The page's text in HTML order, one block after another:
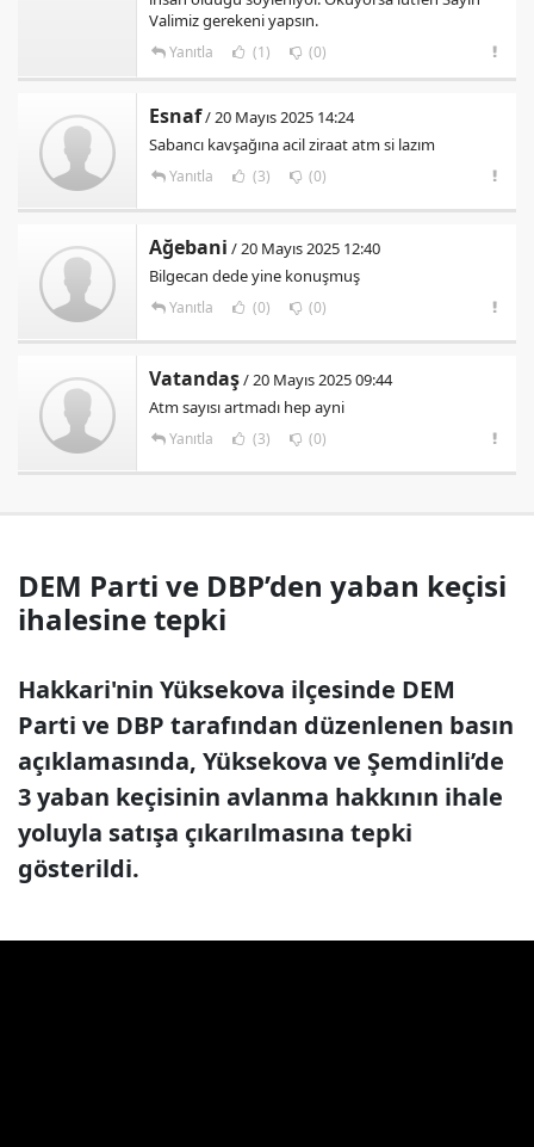
Valimiz gerekeni yapsın.
Yanıtla (1) (0)
Esnaf/ 20 Mayıs 2025 14:24
Sabancı kavşağına acil ziraat atm si lazım
Yanıtla (3) (0)
Ağebani / 20 Mayıs 2025 12:40
Bilgecan dede yine konuşmuş
Yanıtla (0) (0)
Vatandaş/ 20 Mayıs 2025 09:44
Atm sayısı artmadı hep ayni
Yanıtla (3) (0)
DEM Parti ve DBP’den yaban keçisi
ihalesine tepki
Hakkari'nin Yüksekova ilçesinde DEM
Parti ve DBP tarafından düzenlenen basın
açıklamasında, Yüksekova ve Şemdinli’de
3 yaban keçisinin avlanma hakkının ihale
yoluyla satışa çıkarılmasına tepki
gösterildi.